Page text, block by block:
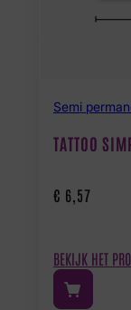
Semi
TATTOO
€ 6,57
BEKIJK HET